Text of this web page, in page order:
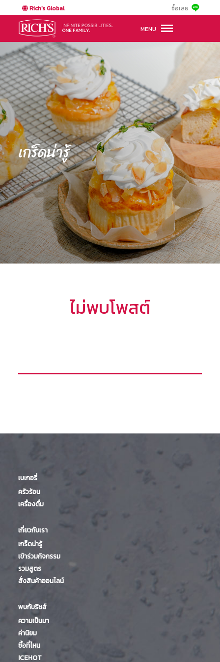
Rich's Global ซื้อเลย
MENU
เกร็ดน่ารู้
ไม่พบโพสต์
เบเกอรี่
ครัวร้อน
เครื่องดื่ม
เกี่ยวกับเรา
เกร็ดน่ารู้
เข้าร่วมกิจกรรม
รวมสูตร
สั่งสินค้าออนไลน์
พบกับริชส์
ความเป็นมา
ค่านิยม
ซื้อที่ไหน
ICEHOT